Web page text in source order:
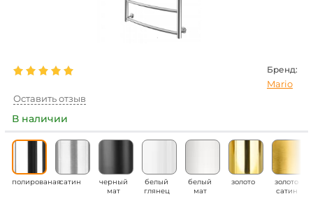
Бренд:
Mario
Оставить отзыв
В наличии
полированаясатин
черный
мат
белый
глянец
белый
мат
золото
золото
сатин